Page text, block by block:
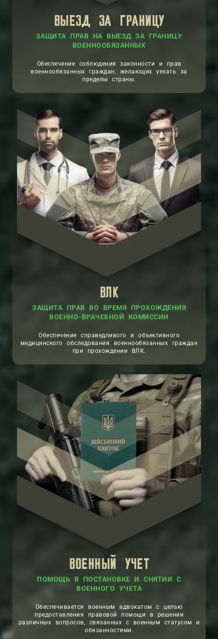
ВЫЕЗД ЗА ГРАНИЦУ
ЗАЩИТА ПРАВ НА ВЫЕЗД ЗА ГРАНИЦУ
ВОЕННООБЯЗАННЫХ
Обеспечение соблюдения законности и прав
военнообязанных граждан, желающих уехать за
пределы страны.
ВЛК
ЗАЩИТА ПРАВ ВО ВРЕМЯ ПРОХОЖДЕНИЯ
ВОЕННО-ВРАЧЕБНОЙ КОМИССИИ
Обеспечение справедливого и объективного
медицинского обследования военнообязанных граждан
при прохождении ВЛК.
ВОЕННЫЙ УЧЕТ
ПОМОЩЬ В ПОСТАНОВКЕ И СНЯТИИ С
ВОЕННОГО УЧЕТА
Обеспечивается военным адвокатом с целью
предоставления правовой помощи в решении
различных вопросов, связанных с военным статусом и
обязанностями.